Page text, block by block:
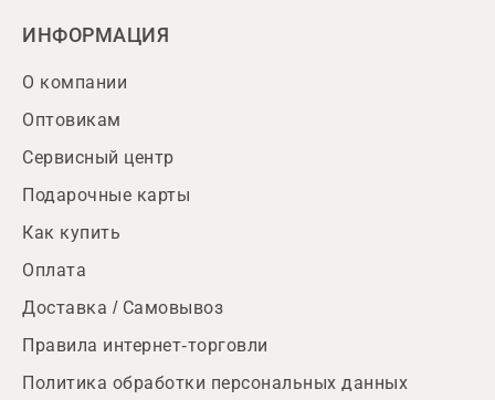
ИНФОРМАЦИЯ
О компании
Оптовикам
Сервисный центр
Подарочные карты
Как купить
Оплата
Доставка / Самовывоз
Правила интернет-торговли
Политика обработки персональных данных